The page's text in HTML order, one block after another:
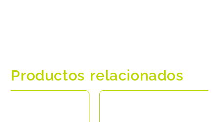
Productos relacionados